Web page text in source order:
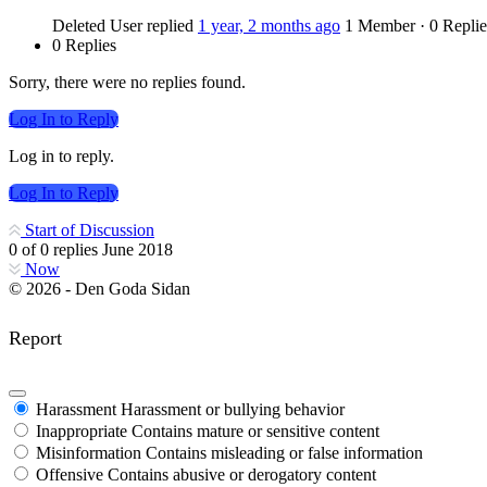
Deleted User replied 1 year, 2 months ago 1 Member · 0
0 Replies
Sorry, there were no replies found.
Log In to Reply
Log in to reply.
Log In to Reply
Start of Discussion
0 of0 replies June 2018
Now
© 2026 - Den Goda Sidan
Report
Harassment Harassment or bullying behavior
Inappropriate Contains mature or sensitive content
Misinformation Contains misleading or false information
Offensive Contains abusive or derogatory content